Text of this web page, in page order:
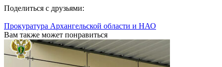
Поделиться с друзьями:
Прокуратура Архангельской области и НАО
Вам также может понравиться